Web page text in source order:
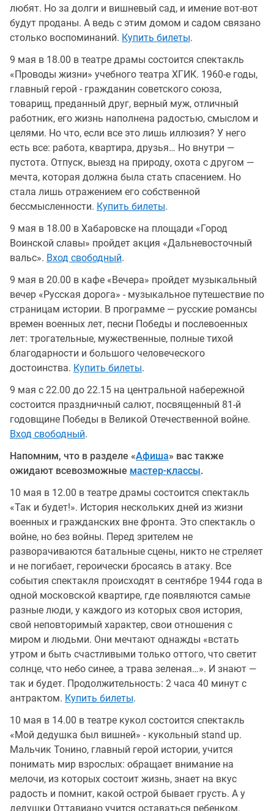
любят. Но за долги и вишневый сад, и имение вот-вот
будут проданы. А ведь с этим домом и садом связано
столько воспоминаний. Купить билеты.
9 мая в 18.00 в театре драмы состоится спектакль
«Проводы жизни» учебного театра ХГИК. 1960-е годы,
главный герой - гражданин советского союза,
товарищ, преданный друг, верный муж, отличный
работник, его жизнь наполнена радостью, смыслом и
целями. Но что, если все это лишь иллюзия? У него
есть все: работа, квартира, друзья… Но внутри —
пустота. Отпуск, выезд на природу, охота с другом —
мечта, которая должна была стать спасением. Но
стала лишь отражением его собственной
бессмысленности. Купить билеты.
9 мая в 18.00 в Хабаровске на площади «Город
Воинской славы» пройдет акция «Дальневосточный
вальс». Вход свободный.
9 мая в 20.00 в кафе «Вечера» пройдет музыкальный
вечер «Русская дорога» - музыкальное путешествие по
страницам истории. В программе — русские романсы
времен военных лет, песни Победы и послевоенных
лет: трогательные, мужественные, полные тихой
благодарности и большого человеческого
достоинства. Купить билеты.
9 мая с 22.00 до 22.15 на центральной набережной
состоится праздничный салют, посвященный 81-й
годовщине Победы в Великой Отечественной войне.
Вход свободный.
Напомним, что в разделе «Афиша» вас также
ожидают всевозможные мастер-классы.
10 мая в 12.00 в театре драмы состоится спектакль
«Так и будет!». История нескольких дней из жизни
военных и гражданских вне фронта. Это спектакль о
войне, но без войны. Перед зрителем не
разворачиваются батальные сцены, никто не стреляет
и не погибает, героически бросаясь в атаку. Все
события спектакля происходят в сентябре 1944 года в
одной московской квартире, где появляются самые
разные люди, у каждого из которых своя история,
свой неповторимый характер, свои отношения с
миром и людьми. Они мечтают однажды «встать
утром и быть счастливыми только оттого, что светит
солнце, что небо синее, а трава зеленая…». И знают —
так и будет. Продолжительность: 2 часа 40 минут с
антрактом. Купить билеты.
10 мая в 14.00 в театре кукол состоится спектакль
«Мой дедушка был вишней» - кукольный stаnd up.
Мальчик Тонино, главный герой истории, учится
понимать мир взрослых: обращает внимание на
мелочи, из которых состоит жизнь, знает на вкус
радость и помнит, какой острой бывает грусть. А у
дедушки Оттавиано учится оставаться ребенком,